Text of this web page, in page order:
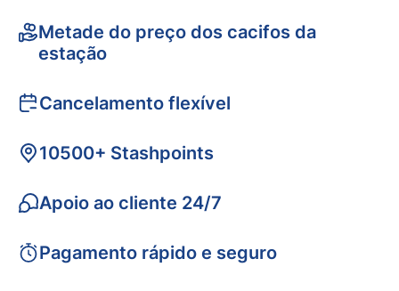
Metade do preço dos cacifos da
estação
Cancelamento flexível
10500+ Stashpoints
Apoio ao cliente 24/7
Pagamento rápido e seguro